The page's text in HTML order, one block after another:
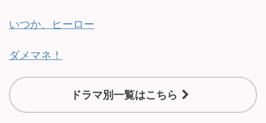
いつか、ヒーロー
ダメマネ！
ドラマ別一覧はこちら